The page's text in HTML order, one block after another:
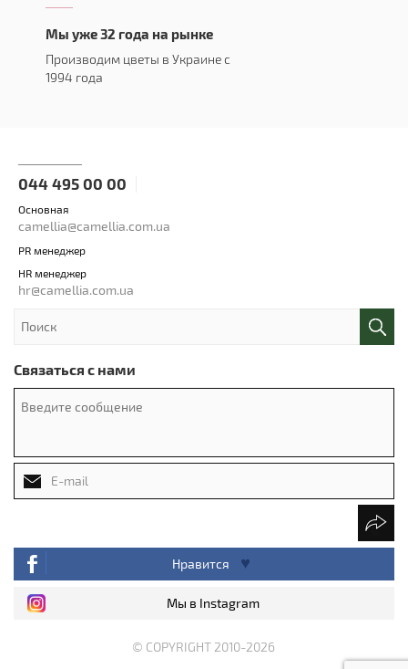
Мы уже 32 года на рынке
Производим цветы в Украине с
1994 года
044 495 00 00
Основная
camellia@camellia.com.ua
PR менеджер
HR менеджер
hr@camellia.com.ua
Связаться с нами
Нравится
Мы в Instagram
© COPYRIGHT 2010-2026